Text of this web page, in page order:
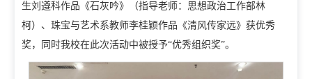
学校简介 现任领导 校徽校训校风
校庆日
学院规划
生刘遵科作品《石灰吟》（指导老师：思想政治工作部林
柯）、珠宝与艺术系教师李桂颖作品《清风传家远》获优秀
奖，同时我校在此次活动中被授予“优秀组织奖”。